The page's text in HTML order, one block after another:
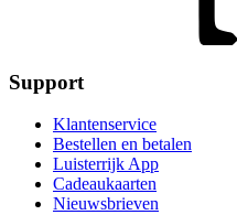
Support
Klantenservice
Bestellen en betalen
Luisterrijk App
Cadeaukaarten
Nieuwsbrieven